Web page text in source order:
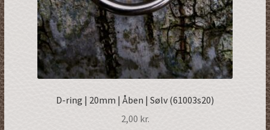
D-ring | 20mm | Åben | Sølv (61003s20)
2,00 kr.